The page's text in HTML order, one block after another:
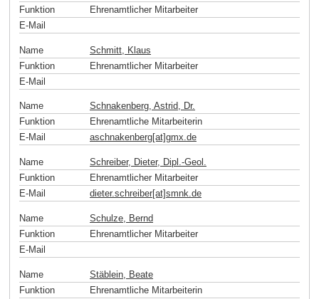
Funktion
Ehrenamtlicher Mitarbeiter
E-Mail
Name
Schmitt, Klaus
Funktion
Ehrenamtlicher Mitarbeiter
E-Mail
Name
Schnakenberg, Astrid, Dr.
Funktion
Ehrenamtliche Mitarbeiterin
E-Mail
aschnakenberg[at]gmx.de
Name
Schreiber, Dieter, Dipl.-Geol.
Funktion
Ehrenamtlicher Mitarbeiter
E-Mail
dieter.schreiber[at]smnk.de
Name
Schulze, Bernd
Funktion
Ehrenamtlicher Mitarbeiter
E-Mail
Name
Stäblein, Beate
Funktion
Ehrenamtliche Mitarbeiterin